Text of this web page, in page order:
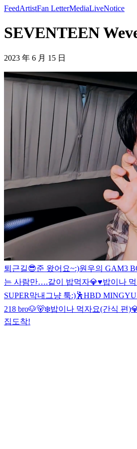
FeedArtistFan LetterMediaLiveNotice
SEVENTEEN
2023 年 6 月 15 日
퇴근길😎준 왔어요~:)원우의 GAM3
는 사람만….같이 밥먹자💎♥️밥이나
SUPER막내 그냥 툭:)🕺HBD
218 bro🐶🐻‍❄️밥이나 먹자요(간식 편)
집도착!